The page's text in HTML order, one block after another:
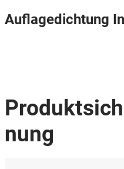
Auflagedichtung
nung